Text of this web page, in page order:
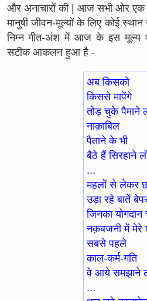
और अनाचारों की | आज सभी ओर एक
मानुषी जीवन-मूल्यों के लिए कोई स्थान
निम्न गीत-अंश में आज के इस मूल्य एवं
सटीक आकलन हुआ है -
अब किसको
किससे मापेंगे
तोड़ चुके पैमाने
नाक़ाबिल
पैताने के भी
बैठे हैं सिरहाने
...
महलों से लेकर
उड़ा रहे बातें
जिनका योगदान
नक़बजनी में मेरे
सबसे पहले
काल-कर्म-गति
वे आये समझाने
...